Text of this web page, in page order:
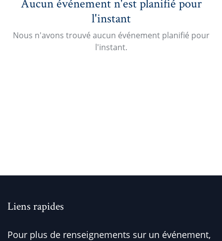
l'instant
Nous n'avons trouvé aucun événement planifié pour
l'instant.
Liens rapides
Pour plus de renseignements sur un événement,